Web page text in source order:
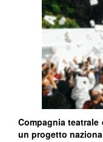
Compagnia
un progetto